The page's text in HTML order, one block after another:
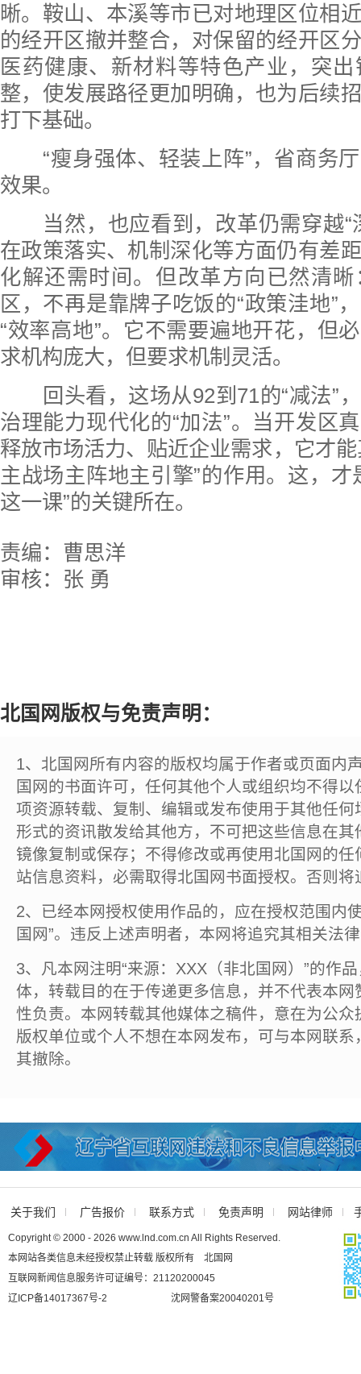
晰。鞍山、本溪等市已对地理区位相
的经开区撤并整合，对保留的经开区
医药健康、新材料等特色产业，突
整，使发展路径更加明确，也为后续
打下基础。
“瘦身强体、轻装上阵”，省商务厅
效果。
当然，也应看到，改革仍需穿越“
在政策落实、机制深化等方面仍有差
化解还需时间。但改革方向已然清
区，不再是靠牌子吃饭的“政策洼地”
“效率高地”。它不需要遍地开花，但
求机构庞大，但要求机制灵活。
回头看，这场从92到71的“减法”
治理能力现代化的“加法”。当开发区
释放市场活力、贴近企业需求，它才
主战场主阵地主引擎”的作用。这，才
这一课”的关键所在。
责编：曹思洋
审核：张 勇
北国网版权与免责声明：
1、北国网所有内容的版权均属于作者或页面内
国网的书面许可，任何其他个人或组织均不得
项资源转载、复制、编辑或发布使用于其他任
形式的资讯散发给其他方，不可把这些信息在
镜像复制或保存；不得修改或再使用北国网的
站信息资料，必需取得北国网书面授权。否则将
2、已经本网授权使用作品的，应在授权范围内
国网”。违反上述声明者，本网将追究其相关法
3、凡本网注明“来源：XXX（非北国网）”的作
体，转载目的在于传递更多信息，并不代表本
性负责。本网转载其他媒体之稿件，意在为公
版权单位或个人不想在本网发布，可与本网联
其撤除。
关于我们 广告报价 联系方式 免责声明 网站律师
Copyright © 2000 - 2026 www.lnd.com.cn All Rights Reserved.
本网站各类信息未经授权禁止转载 版权所有 北国网
互联网新闻信息服务许可证编号：21120200045
辽ICP备14017367号-2
沈网警备案20040201号